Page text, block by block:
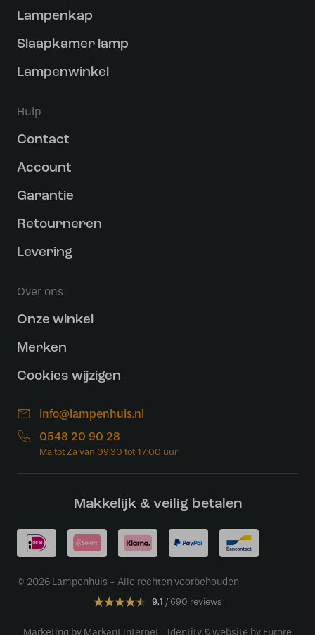
Lampenkap
Slaapkamer lamp
Lampenwinkel
Hulp
Contact
Account
Garantie
Retourneren
Levering
Over ons
Onze winkel
Merken
Cookies wijzigen
info@lampenhuis.nl
0548 20 90 28
Makkelijk & veilig betalen
© 2026 Lampenhuis - Alle rechten voorbehouden
9.1 690 reviews
Marketing by Markant Internet Identity & website by Furore